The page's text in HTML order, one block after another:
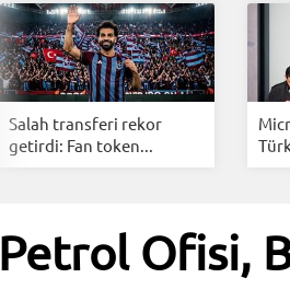
Salah transferi rekor
getirdi: Fan token...
Petrol Ofisi,